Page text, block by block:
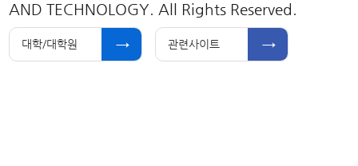
AND TECHNOLOGY. All Rights Reserved.
대학/대학원 관련사이트